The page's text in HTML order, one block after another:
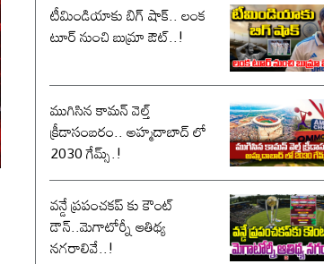
టీమిండియాకు బిగ్ షాక్.. లంక
టూర్ నుంచి బుమ్రా ఔట్..!
ముగిసిన కామన్ వెల్త్
క్రీడాసంబరం.. అహ్మదాబాద్ లో
2030 గేమ్స్.!
వన్డే ప్రపంచకప్ కు కౌంట్
డౌన్..మెగాటోర్నీ ఆతిథ్య
నగరాలివే..!